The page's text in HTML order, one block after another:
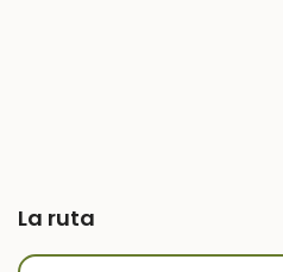
La ruta